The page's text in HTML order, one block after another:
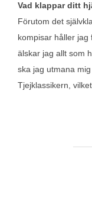
Vad klappar ditt
Förutom det
kompisar håller jag
älskar jag allt som
ska jag utmana
Tjejklassikern,